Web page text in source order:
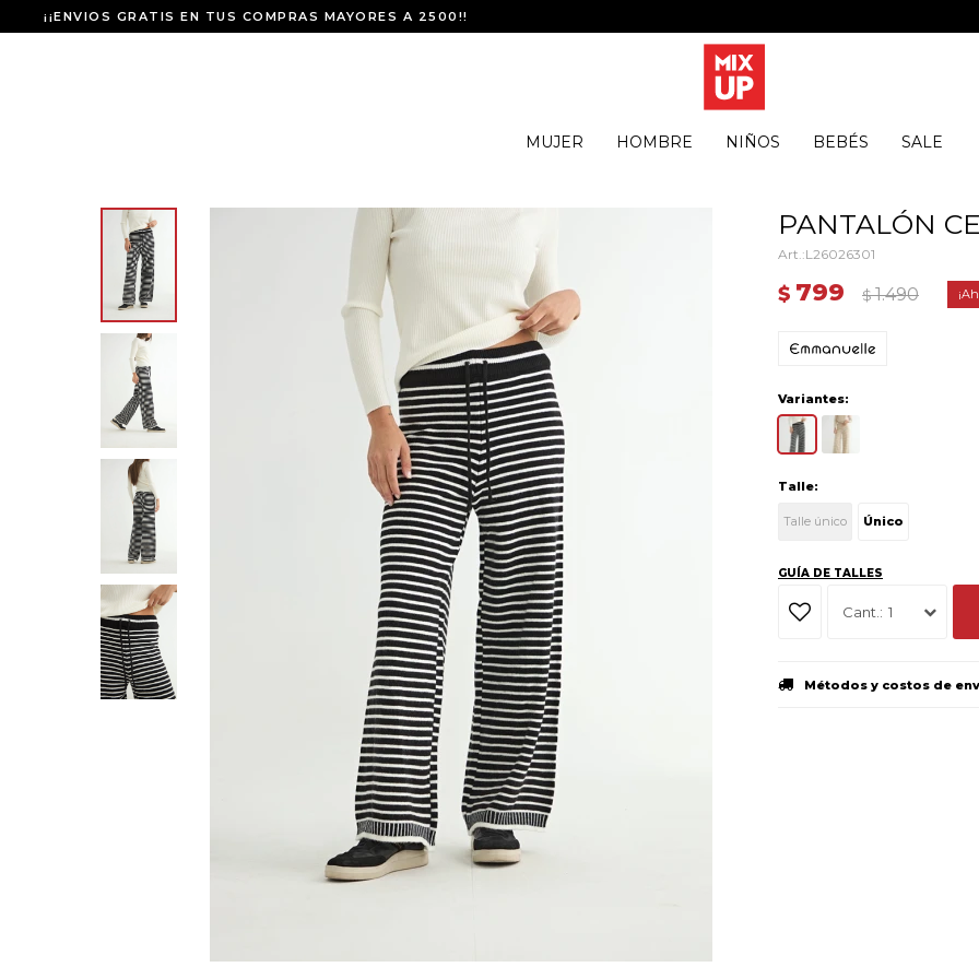
MUJER HOMBRE NIÑOS BEBÉS SALE
¡¡ENVIOS GRATIS EN TUS COMPRAS MAYORES A 2500!!
PANTALÓN
L26026301
$ 799 $ 1.490
Variantes:
Talle:
Talle único Único
GUÍA DE TALLES
1
Métodos y costos de